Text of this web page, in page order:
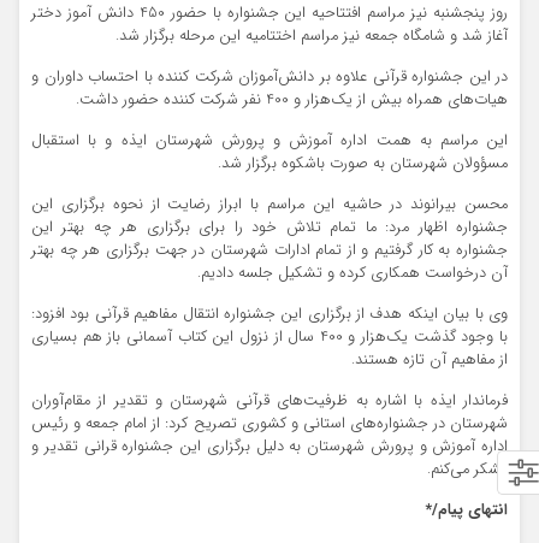
روز پنجشنبه نیز مراسم افتتاحیه این جشنواره با حضور 450 دانش آموز دختر
آغاز شد و شامگاه جمعه نیز مراسم اختتامیه این مرحله برگزار شد.
در این جشنواره قرآنی علاوه بر دانش‌آموزان شرکت کننده با احتساب داوران و
هیات‌های همراه بیش از یک‌هزار و 400 نفر شرکت کننده حضور داشت.
این مراسم به همت اداره آموزش و پرورش شهرستان ایذه و با استقبال
مسؤولان شهرستان به صورت باشکوه برگزار شد.
محسن بیرانوند در حاشیه این مراسم با ابراز رضایت از نحوه برگزاری این
جشنواره اظهار مرد: ما تمام تلاش خود را برای برگزاری هر چه بهتر این
جشنواره به کار گرفتیم و از تمام ادارات شهرستان در جهت برگزاری هر چه بهتر
آن درخواست همکاری کرده و تشکیل جلسه دادیم.
وی با بیان اینکه هدف از برگزاری این جشنواره انتقال مفاهیم قرآنی بود افزود:
با وجود گذشت یک‌هزار و 400 سال از نزول این کتاب آسمانی باز هم بسیاری
از مفاهیم آن تازه هستند.
فرماندار ایذه با اشاره به ظرفیت‌های قرآنی شهرستان و تقدیر از مقام‌آوران
شهرستان در جشنواره‌های استانی و کشوری تصریح کرد: از امام جمعه و رئیس
اداره آموزش و پرورش شهرستان به دلیل برگزاری این جشنواره قرانی تقدیر و
تشکر می‌کنم.
انتهای پیام/*